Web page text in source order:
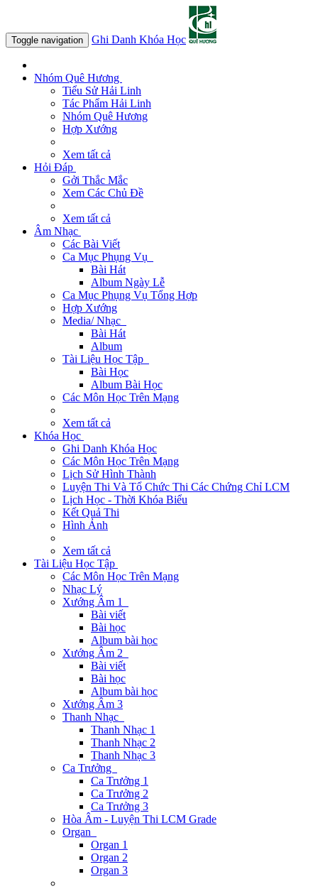
Toggle navigation Ghi Danh Khóa Học
Nhóm Quê Hương
Tiểu Sử Hải Linh
Tác Phẩm Hải Linh
Nhóm Quê Hương
Hợp Xướng
Xem tất cả
Hỏi Đáp
Gởi Thắc Mắc
Xem Các Chủ Đề
Xem tất cả
Âm Nhạc
Các Bài Viết
Ca Mục Phụng Vụ
Bài Hát
Album Ngày Lễ
Ca Mục Phụng Vụ Tổng Hợp
Hợp Xướng
Media/ Nhạc
Bài Hát
Album
Tài Liệu Học Tập
Bài Học
Album Bài Học
Các Môn Học Trên Mạng
Xem tất cả
Khóa Học
Ghi Danh Khóa Học
Các Môn Học Trên Mạng
Lịch Sử Hình Thành
Luyện Thi Và Tổ Chức Thi Các Chứng Chỉ LCM
Lịch Học - Thời Khóa Biểu
Kết Quả Thi
Hình Ảnh
Xem tất cả
Tài Liệu Học Tập
Các Môn Học Trên Mạng
Nhạc Lý
Xướng Âm 1
Bài viết
Bài học
Album bài học
Xướng Âm 2
Bài viết
Bài học
Album bài học
Xướng Âm 3
Thanh Nhạc
Thanh Nhạc 1
Thanh Nhạc 2
Thanh Nhạc 3
Ca Trưởng
Ca Trưởng 1
Ca Trưởng 2
Ca Trưởng 3
Hòa Âm - Luyện Thi LCM Grade
Organ
Organ 1
Organ 2
Organ 3